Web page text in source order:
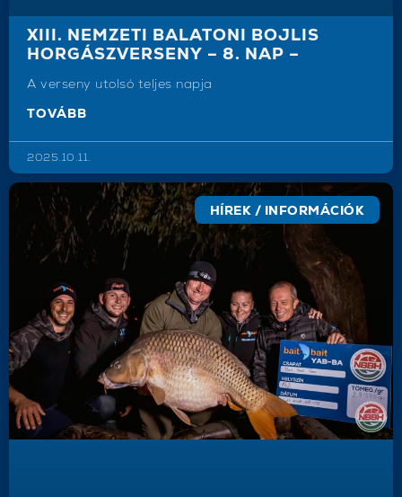
XIII. NEMZETI BALATONI BOJLIS
HORGÁSZVERSENY – 8. NAP –
A verseny utolsó teljes napja
TOVÁBB
2025.10.11.
HÍREK / INFORMÁCIÓK